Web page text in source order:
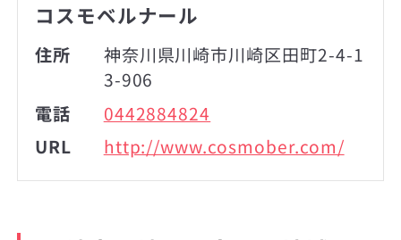
コスモベルナール
住所
神奈川県川崎市川崎区田町2-4-1
3-906
電話
0442884824
URL
http://www.cosmober.com/